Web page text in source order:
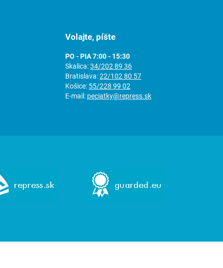
Volajte, píšte
PO - PIA 7:00 - 15:30
Skalica:34/202 89 36
Bratislava:22/102 80 57
Košice: 55/228 99 02
E-mail: peciatky@repress.sk